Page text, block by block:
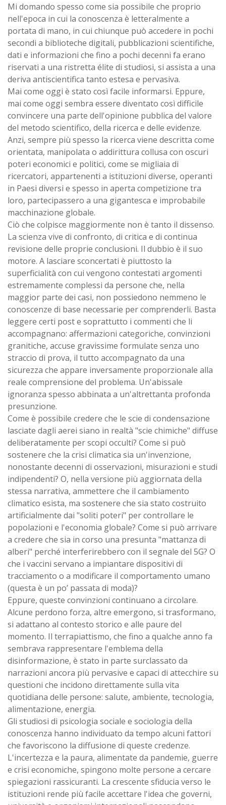
Mi domando spesso come sia possibile che proprio
nell'epoca in cui la conoscenza è letteralmente a
portata di mano, in cui chiunque può accedere in pochi
secondi a biblioteche digitali, pubblicazioni scientifiche,
dati e informazioni che fino a pochi decenni fa erano
riservati a una ristretta élite di studiosi, si assista a una
deriva antiscientifica tanto estesa e pervasiva.
Mai come oggi è stato così facile informarsi. Eppure,
mai come oggi sembra essere diventato così difficile
convincere una parte dell'opinione pubblica del valore
del metodo scientifico, della ricerca e delle evidenze.
Anzi, sempre più spesso la ricerca viene descritta come
orientata, manipolata o addirittura collusa con oscuri
poteri economici e politici, come se migliaia di
ricercatori, appartenenti a istituzioni diverse, operanti
in Paesi diversi e spesso in aperta competizione tra
loro, partecipassero a una gigantesca e improbabile
macchinazione globale.
Ciò che colpisce maggiormente non è tanto il dissenso.
La scienza vive di confronto, di critica e di continua
revisione delle proprie conclusioni. Il dubbio è il suo
motore. A lasciare sconcertati è piuttosto la
superficialità con cui vengono contestati argomenti
estremamente complessi da persone che, nella
maggior parte dei casi, non possiedono nemmeno le
conoscenze di base necessarie per comprenderli. Basta
leggere certi post e soprattutto i commenti che li
accompagnano: affermazioni categoriche, convinzioni
granitiche, accuse gravissime formulate senza uno
straccio di prova, il tutto accompagnato da una
sicurezza che appare inversamente proporzionale alla
reale comprensione del problema. Un'abissale
ignoranza spesso abbinata a un'altrettanta profonda
presunzione.
Come è possibile credere che le scie di condensazione
lasciate dagli aerei siano in realtà "scie chimiche" diffuse
deliberatamente per scopi occulti? Come si può
sostenere che la crisi climatica sia un'invenzione,
nonostante decenni di osservazioni, misurazioni e studi
indipendenti? O, nella versione più aggiornata della
stessa narrativa, ammettere che il cambiamento
climatico esista, ma sostenere che sia stato costruito
artificialmente dai "soliti poteri" per controllare le
popolazioni e l'economia globale? Come si può arrivare
a credere che sia in corso una presunta "mattanza di
alberi" perché interferirebbero con il segnale del 5G? O
che i vaccini servano a impiantare dispositivi di
tracciamento o a modificare il comportamento umano
(questa è un po’ passata di moda)?
Eppure, queste convinzioni continuano a circolare.
Alcune perdono forza, altre emergono, si trasformano,
si adattano al contesto storico e alle paure del
momento. Il terrapiattismo, che fino a qualche anno fa
sembrava rappresentare l'emblema della
disinformazione, è stato in parte surclassato da
narrazioni ancora più pervasive e capaci di attecchire su
questioni che incidono direttamente sulla vita
quotidiana delle persone: salute, ambiente, tecnologia,
alimentazione, energia.
Gli studiosi di psicologia sociale e sociologia della
conoscenza hanno individuato da tempo alcuni fattori
che favoriscono la diffusione di queste credenze.
L'incertezza e la paura, alimentate da pandemie, guerre
e crisi economiche, spingono molte persone a cercare
spiegazioni rassicuranti. La crescente sfiducia verso le
istituzioni rende più facile accettare l'idea che governi,